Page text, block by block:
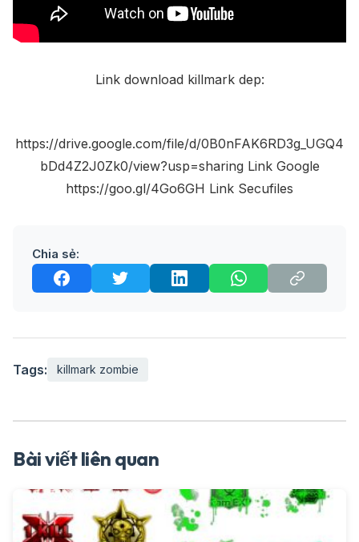
Link download killmark dep:
https://drive.google.com/file/d/0B0nFAK6RD3g_UGQ4
bDd4Z2J0Zk0/view?usp=sharing Link Google
https://goo.gl/4Go6GH Link Secufiles
Chia sẻ:
Tags: killmark zombie
Bài viết liên quan